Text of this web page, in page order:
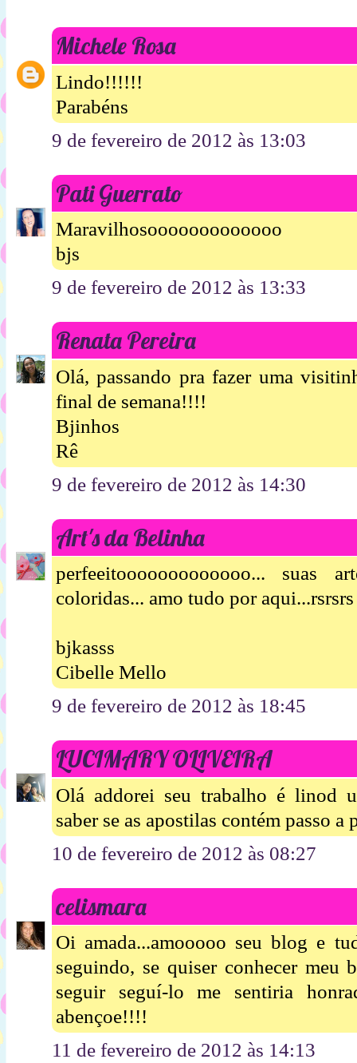
Michele Rosa
Lindo!!!!!!
Parabéns
9 de fevereiro de 2012 às 13:03
Pati Guerrato
Maravilhosooooooooooooo
bjs
9 de fevereiro de 2012 às 13:33
Renata Pereira
Olá, passando pra fazer uma
final de semana!!!!
Bjinhos
Rê
9 de fevereiro de 2012 às 14:30
Art's da Belinha
perfeeitooooooooooooo... suas
coloridas... amo tudo por aqui...rsrsrs
bjkasss
Cibelle Mello
9 de fevereiro de 2012 às 18:45
LUCIMARY OLIVEIRA
Olá addorei seu trabalho é linod
saber se as apostilas contém passo
10 de fevereiro de 2012 às 08:27
celismara
Oi amada...amooooo seu blog e
seguindo, se quiser conhecer
seguir seguí-lo me sentiria
abençoe!!!!
11 de fevereiro de 2012 às 14:13